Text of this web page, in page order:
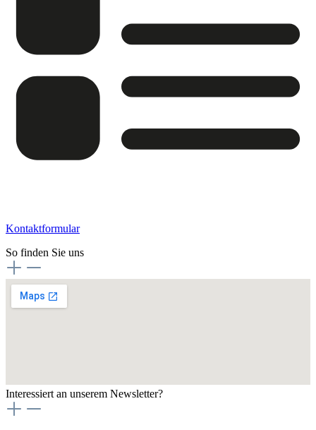
Kontaktformular
So finden Sie uns
Interessiert an unserem Newsletter?